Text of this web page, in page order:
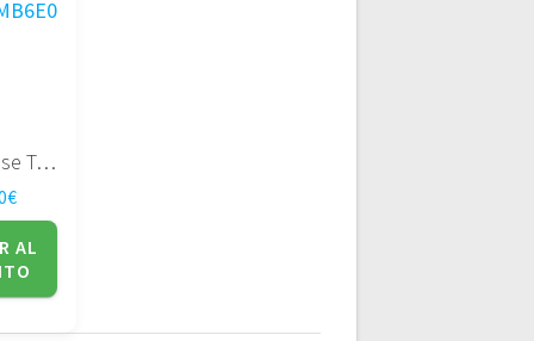
Placa Base Toshiba Satellite A300 serie DABL5SMB6E0
€
AL